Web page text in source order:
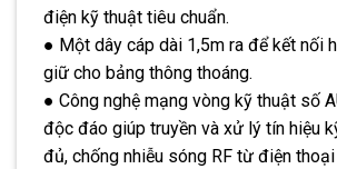
điện kỹ thuật tiêu chuẩn.
● Một dây cáp dài 1,5m ra để kết nối
giữ cho bảng thông thoáng.
● Công nghệ mạng vòng kỹ thuật số
độc đáo giúp truyền và xử lý tín hiệu
đủ, chống nhiễu sóng RF từ điện